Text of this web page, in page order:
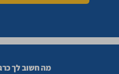
מה חשוב לך